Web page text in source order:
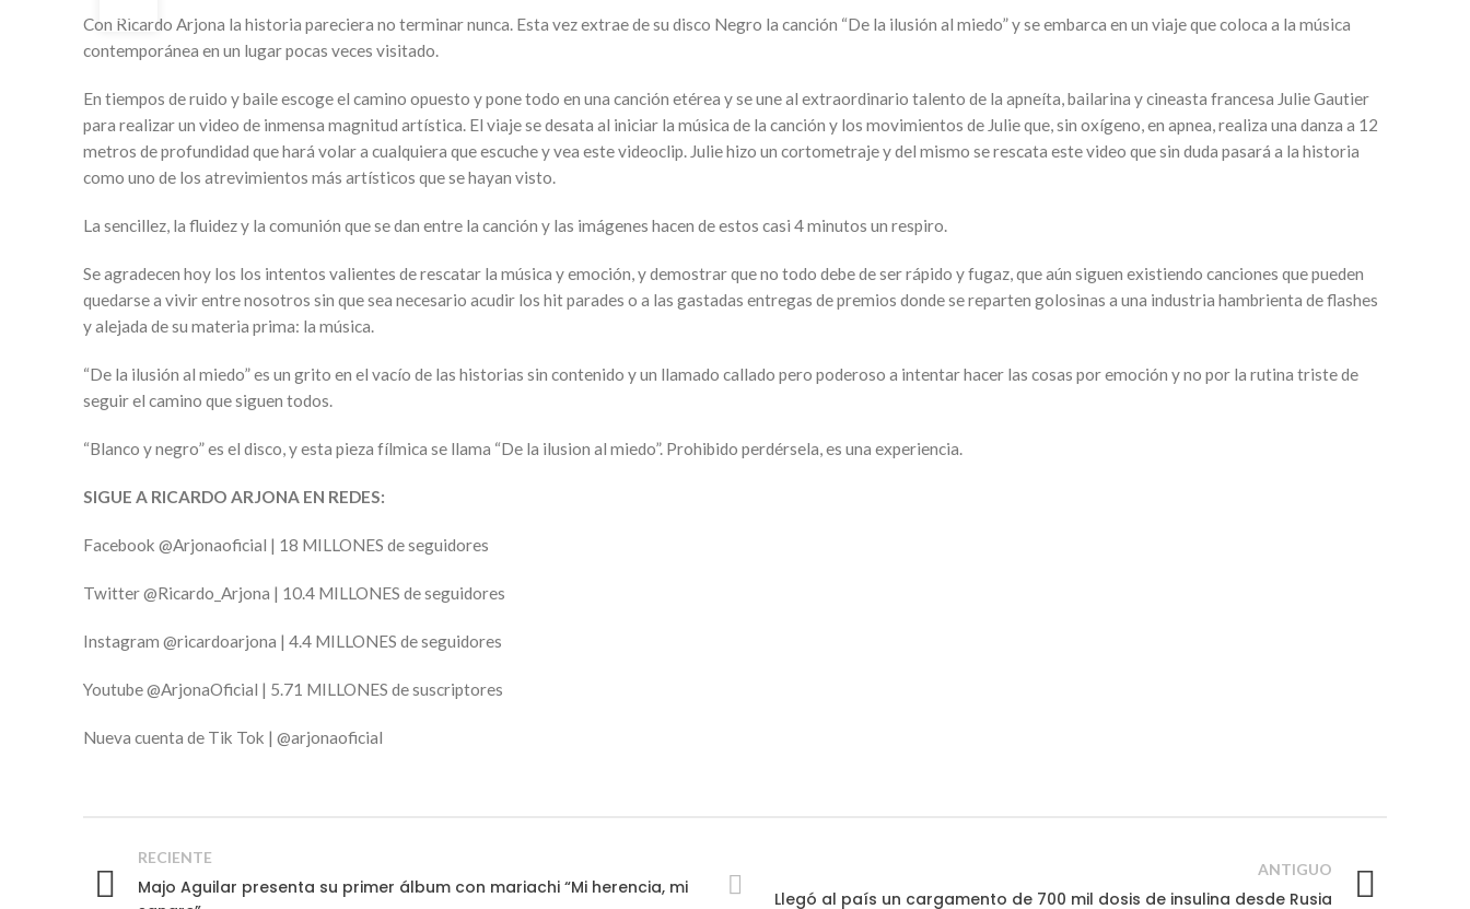
OCT
Con Ricardo Arjona la historia pareciera no terminar nunca. Esta vez extrae de su disco Negro la canción “De la ilusión al miedo” y se embarca en un viaje que coloca a la música
contemporánea en un lugar pocas veces visitado.
En tiempos de ruido y baile escoge el camino opuesto y pone todo en una canción etérea y se une al extraordinario talento de la apneíta, bailarina y cineasta francesa Julie Gautier
para realizar un video de inmensa magnitud artística. El viaje se desata al iniciar la música de la canción y los movimientos de Julie que, sin oxígeno, en apnea, realiza una danza a 12
metros de profundidad que hará volar a cualquiera que escuche y vea este videoclip. Julie hizo un cortometraje y del mismo se rescata este video que sin duda pasará a la historia
como uno de los atrevimientos más artísticos que se hayan visto.
La sencillez, la fluidez y la comunión que se dan entre la canción y las imágenes hacen de estos casi 4 minutos un respiro.
Se agradecen hoy los los intentos valientes de rescatar la música y emoción, y demostrar que no todo debe de ser rápido y fugaz, que aún siguen existiendo canciones que pueden
quedarse a vivir entre nosotros sin que sea necesario acudir los hit parades o a las gastadas entregas de premios donde se reparten golosinas a una industria hambrienta de flashes
y alejada de su materia prima: la música.
“De la ilusión al miedo” es un grito en el vacío de las historias sin contenido y un llamado callado pero poderoso a intentar hacer las cosas por emoción y no por la rutina triste de
seguir el camino que siguen todos.
“Blanco y negro” es el disco, y esta pieza fílmica se llama “De la ilusion al miedo”. Prohibido perdérsela, es una experiencia.
SIGUE A RICARDO ARJONA EN REDES:
Facebook @Arjonaoficial | 18 MILLONES de seguidores
Twitter @Ricardo_Arjona | 10.4 MILLONES de seguidores
Instagram @ricardoarjona | 4.4 MILLONES de seguidores
Youtube @ArjonaOficial | 5.71 MILLONES de suscriptores
Nueva cuenta de Tik Tok | @arjonaoficial
RECIENTE
Majo Aguilar presenta su primer álbum con mariachi “Mi herencia, mi
ANTIGUO
Llegó al país un cargamento de 700 mil dosis de insulina desde Rusia